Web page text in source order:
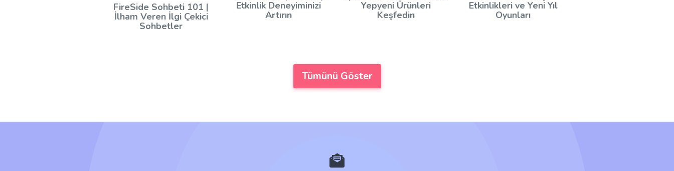
FireSide Sohbeti 101 |
İlham Veren İlgi Çekici
Sohbetler
Etkinlik Deneyiminizi
Artırın
Yepyeni Ürünleri
Keşfedin
Etkinlikleri ve Yeni Yıl
Oyunları
Tümünü Göster